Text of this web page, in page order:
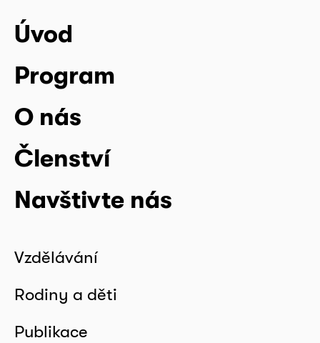
Úvod
Program
O nás
Členství
Navštivte nás
Vzdělávání
Rodiny a děti
Publikace